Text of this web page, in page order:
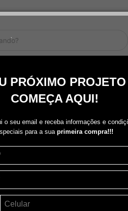
.
PRÓXIMO PROJETO
COMEÇA AQUI!
o seu email e receba informações e
para a suaprimeira compra!!!
e Desbaste-Dupla Aplicação